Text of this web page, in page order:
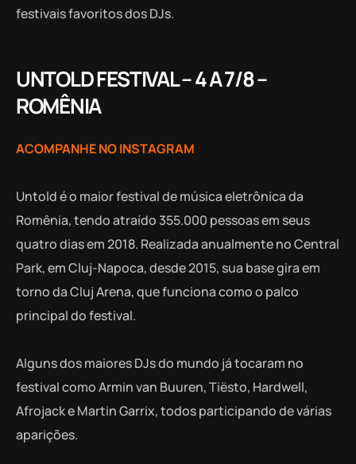
festivais favoritos dos DJs.
UNTOLD FESTIVAL – 4 A 7/8 –
ROMÊNIA
ACOMPANHE NO INSTAGRAM
Untold é o maior festival de música eletrônica da
Romênia, tendo atraído 355.000 pessoas em seus
quatro dias em 2018. Realizada anualmente no Central
Park, em Cluj-Napoca, desde 2015, sua base gira em
torno da Cluj Arena, que funciona como o palco
principal do festival.
Alguns dos maiores DJs do mundo já tocaram no
festival como Armin van Buuren, Tiësto, Hardwell,
Afrojack e Martin Garrix, todos participando de várias
aparições.